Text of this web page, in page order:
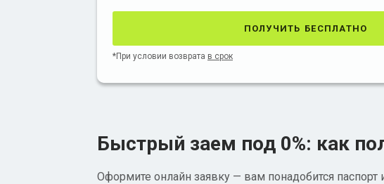
получить бесплатно
*При условии возврата в срок
Быстрый заем под 0%: как
Оформите онлайн заявку — вам понадобится